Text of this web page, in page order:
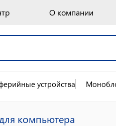
О компании
устройства
компьютера